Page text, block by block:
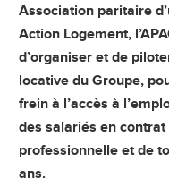
Association paritaire
Action Logement,
d’organiser et de
locative du Groupe,
frein à l’accès à
des salariés en
professionnelle et de
ans.